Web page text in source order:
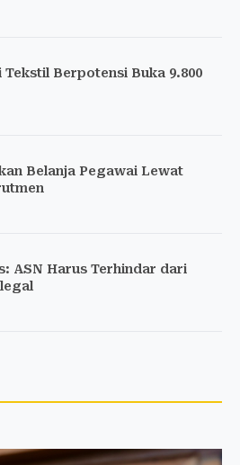
Berpotensi Buka 9.800
Belanja Pegawai Lewat
ASN Harus Terhindar dari